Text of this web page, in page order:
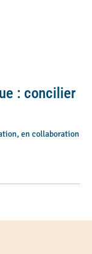
: concilier
en collaboration